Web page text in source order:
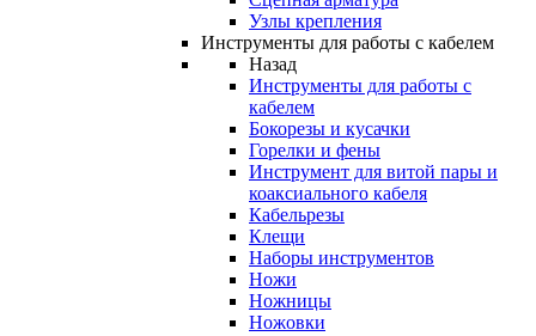
Узлы крепления
Инструменты для работы с кабелем
Назад
Инструменты для работы с
кабелем
Бокорезы и кусачки
Горелки и фены
Инструмент для витой пары и
коаксиального кабеля
Кабельрезы
Клещи
Наборы инструментов
Ножи
Ножницы
Ножовки